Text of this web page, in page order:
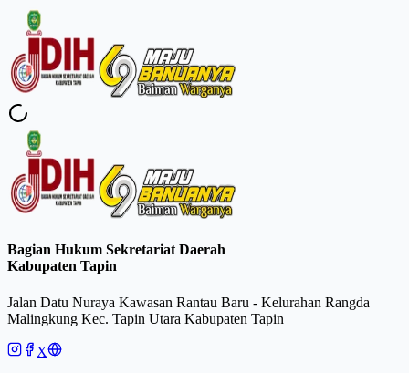
Bagian Hukum Sekretariat Daerah
Kabupaten Tapin
Jalan Datu Nuraya Kawasan Rantau Baru - Kelurahan Rangda
Malingkung Kec. Tapin Utara Kabupaten Tapin
X